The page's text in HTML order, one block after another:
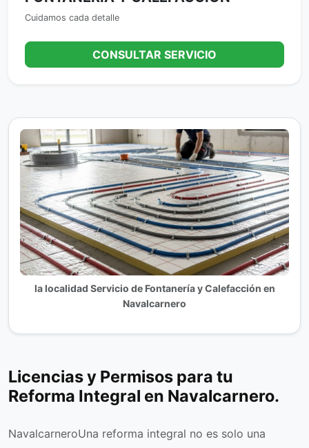
Cuidamos cada detalle
CONSULTAR SERVICIO
la localidad Servicio de Fontanería y Calefacción en
Navalcarnero
Licencias y Permisos para tu
Reforma Integral en Navalcarnero.
NavalcarneroUna reforma integral no es solo una